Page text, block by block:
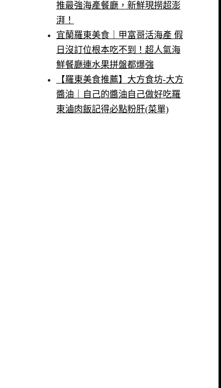
推最強海產餐廳，新鮮現撈超澎
湃！
宜蘭羅東美食｜甲富哥活海產 假
日沒訂位根本吃不到！超人氣海
鮮餐廳連水果拼盤都爆強
【羅東美食推薦】大方食坊-大方
醬油｜自己的醬油自己做好吃羅
東滷肉飯記得必點粉肝(菜單)